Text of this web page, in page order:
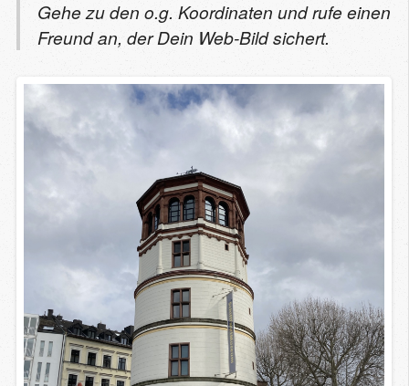
Gehe zu den o.g. Koordinaten und rufe einen
Freund an, der Dein Web-Bild sichert.